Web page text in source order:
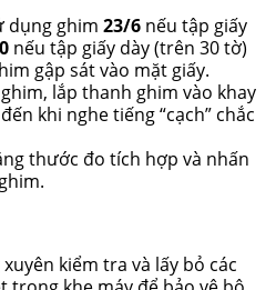
dụng ghim 23/6nếu tập giấy
nếu tập giấy dày (trên 30 tờ)
gập sát vào mặt giấy.
lắp thanh ghim vào khay
khi nghe tiếng “cạch” chắc
thước đo tích hợp và nhấn
kiểm tra và lấy bỏ các